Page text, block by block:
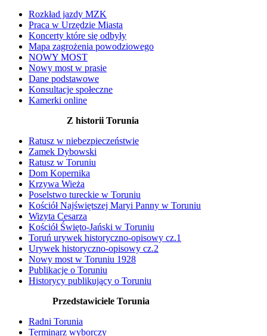
Rozkład jazdy MZK
Praca w Urzędzie Miasta
Koncerty które się odbyły
Mapa zagrożenia powodziowego
NOWY MOST
Nowy most w prasie
Dane podstawowe
Konsultacje społeczne
Kamerki online
Z historii Torunia
Ratusz w niebezpieczeństwie
Zamek Dybowski
Ratusz w Toruniu
Dom Kopernika
Krzywa Wieża
Poselstwo tureckie w Toruniu
Kościół Najświętszej Maryi Panny w Toruniu
Wizyta Cesarza
Kościół Święto-Jański w Toruniu
Toruń urywek historyczno-opisowy cz.1
Urywek historyczno-opisowy cz.2
Nowy most w Toruniu 1928
Publikacje o Toruniu
Historycy publikujący o Toruniu
Przedstawiciele Torunia
Radni Torunia
Terminarz wyborczy